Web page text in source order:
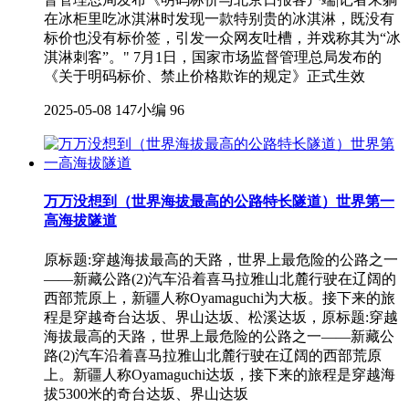
在冰柜里吃冰淇淋时发现一款特别贵的冰淇淋，既没有
标价也没有标价签，引发一众网友吐槽，并戏称其为“冰
淇淋刺客”。" 7月1日，国家市场监督管理总局发布的
《关于明码标价、禁止价格欺诈的规定》正式生效
2025-05-08 147小编 96
万万没想到（世界海拔最高的公路特长隧道）世界第一
高海拔隧道
原标题:穿越海拔最高的天路，世界上最危险的公路之一
——新藏公路(2)汽车沿着喜马拉雅山北麓行驶在辽阔的
西部荒原上，新疆人称Oyamaguchi为大板。接下来的旅
程是穿越奇台达坂、界山达坂、松溪达坂，原标题:穿越
海拔最高的天路，世界上最危险的公路之一——新藏公
路(2)汽车沿着喜马拉雅山北麓行驶在辽阔的西部荒原
上。新疆人称Oyamaguchi达坂，接下来的旅程是穿越海
拔5300米的奇台达坂、界山达坂